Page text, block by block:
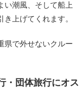
い潮風、そして船上
上げてくれます。
県で外せないクルー
・団体旅行にオス